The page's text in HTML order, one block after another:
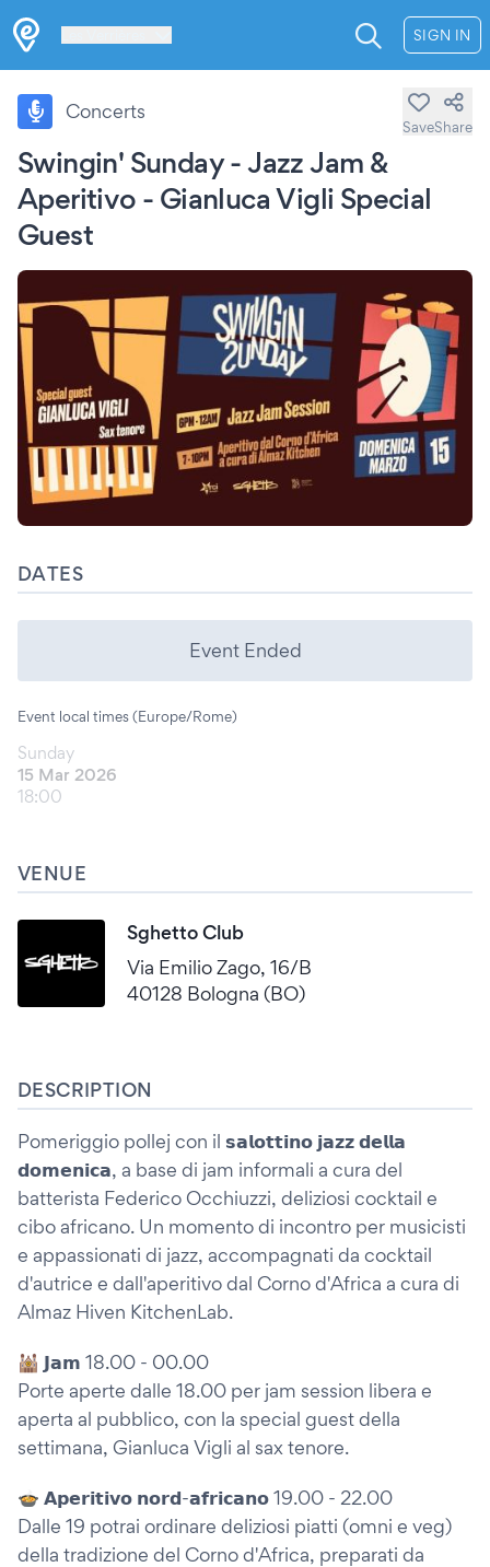
SIGN IN
Swingin' Sunday - Jazz Jam &
Aperitivo - Gianluca Vigli Special
Guest
Concerts
SaveShare
DATES
Event Ended
Event local times (Europe/Rome)
Sunday
15 Mar 2026
18:00
VENUE
Sghetto Club
Via Emilio Zago, 16/B
40128 Bologna (BO)
DESCRIPTION
Pomeriggio pollej con il 𝘀𝗮𝗹𝗼𝘁𝘁𝗶𝗻𝗼 𝗷𝗮𝘇𝘇 𝗱𝗲𝗹𝗹𝗮
𝗱𝗼𝗺𝗲𝗻𝗶𝗰𝗮, a base di jam informali a cura del
batterista Federico Occhiuzzi, deliziosi cocktail e
cibo africano. Un momento di incontro per musicisti
e appassionati di jazz, accompagnati da cocktail
d'autrice e dall'aperitivo dal Corno d'Africa a cura di
Almaz Hiven KitchenLab.
🕍 𝗝𝗮𝗺 18.00 - 00.00
Porte aperte dalle 18.00 per jam session libera e
aperta al pubblico, con la special guest della
settimana, Gianluca Vigli al sax tenore.
🍲 𝗔𝗽𝗲𝗿𝗶𝘁𝗶𝘃𝗼 𝗻𝗼𝗿𝗱-𝗮𝗳𝗿𝗶𝗰𝗮𝗻𝗼 19.00 - 22.00
Dalle 19 potrai ordinare deliziosi piatti (omni e veg)
della tradizione del Corno d'Africa, preparati da